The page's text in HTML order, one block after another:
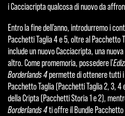
i Cacciacripta qualcosa di nuovo da
Entro la fine dell'anno, introdurremo i
Pacchetti Taglia 4 e 5, oltre al Pacchetto
include un nuovo Cacciacripta, una
altro. Come promemoria, possedere l'
Borderlands 4permette di ottenere tutti
Pacchetto Taglia (Pacchetti Taglia 2, 3,
della Cripta (Pacchetti Storia 1 e 2),
Borderlands 4ti offre il Bundle Pacchetto